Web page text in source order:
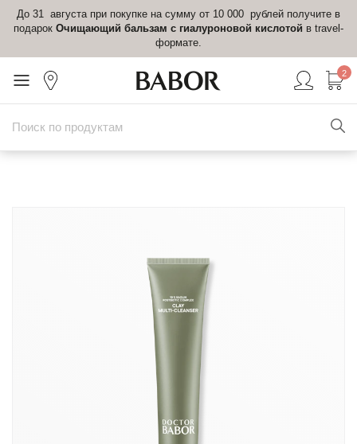
До 31 августа при покупке на сумму от 10 000 рублей получите в
подарок Очищающий бальзам с гиалуроновой кислотой в travel-
формате.
2